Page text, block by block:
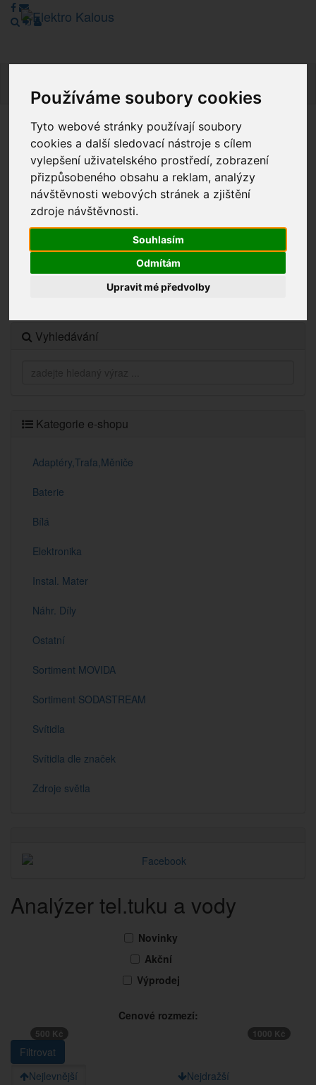
Používáme soubory cookies
Tyto webové stránky používají soubory
cookies a další sledovací nástroje s cílem
vylepšení uživatelského prostředí, zobrazení
přizpůsobeného obsahu a reklam, analýzy
návštěvnosti webových stránek a zjištění
zdroje návštěvnosti.
Souhlasím
Odmítám
Upravit mé předvolby
Vážení zákazníci, v tuto chvíli je Náš internetový obchod v
režimu Katalogu. Objednávky on-line nyní nelze vyřídit.
Děkujeme za pochopení.
Výprodej
Novinky
Vyhledávání
Kategorie e-shopu
Adaptéry,Trafa,Měniče
Baterie
Bílá
Elektronika
Instal. Mater
Náhr. Díly
Ostatní
Sortiment MOVIDA
Sortiment SODASTREAM
Svítidla
Svítidla dle značek
Zdroje světla
Analýzer tel.tuku a vody
Novinky
Akční
Výprodej
Cenové rozmezí:
500 Kč 1000 Kč
Nejlevnější
Nejdražší